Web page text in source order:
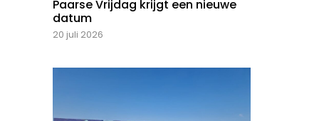
Paarse Vrijdag krijgt een nieuwe
datum
20 juli 2026